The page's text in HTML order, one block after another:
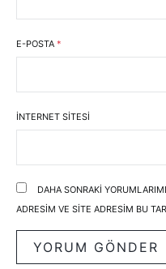
E-POSTA *
İNTERNET SITESI
DAHA SONRAKI
ADRESIM VE SITE ADRESIM BU